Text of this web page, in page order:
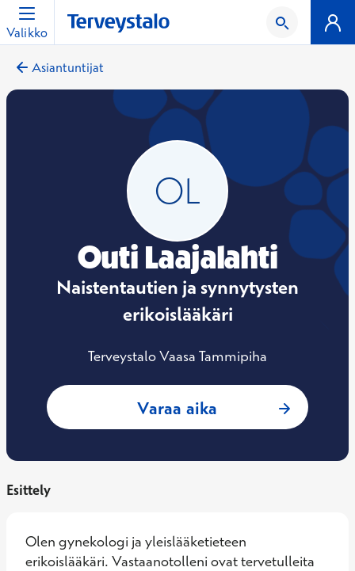
Valikko
Asiantuntijat
Outi Laajalahti
Naistentautien ja synnytysten
erikoislääkäri
Terveystalo Vaasa Tammipiha
Varaa aika : Outi Laajalahti,
Esittely
Olen gynekologi ja yleislääketieteen
erikoislääkäri. Vastaanotolleni ovat tervetulleita